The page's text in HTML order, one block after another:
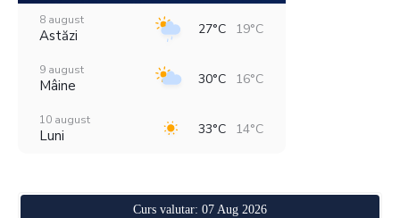
8 august
Astăzi 27°C 19°C
9 august
Mâine 30°C 16°C
10 august
Luni 33°C 14°C
Curs valutar: 07 Aug 2026